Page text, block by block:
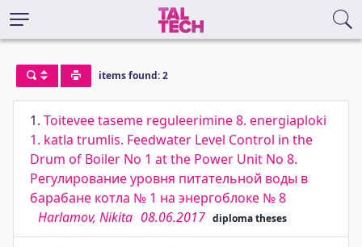
items found: 2
1. Toitevee taseme reguleerimine 8. energiaploki
1. katla trumlis. Feedwater Level Control in the
Drum of Boiler No 1 at the Power Unit No 8.
Регулирование уровня питательной воды в
барабане котла № 1 на энергоблоке № 8
Harlamov, Nikita 08.06.2017 diploma theses